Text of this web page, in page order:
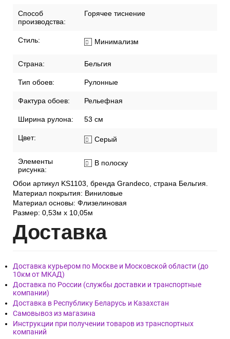
Способ
производства:
Горячее тиснение
Стиль: Минимализм
Страна: Бельгия
Тип обоев: Рулонные
Фактура обоев: Рельефная
Ширина рулона: 53 см
Цвет: Серый
Элементы
рисунка:
В полоску
Обои артикул KS1103, бренда Grandeco, страна Бельгия.
Материал покрытия: Виниловые
Материал основы: Флизелиновая
Размер: 0,53м x 10,05м
Доставка
Доставка курьером по Москве и Московской области (до
10км от МКАД)
Доставка по России (службы доставки и транспортные
компании)
Доставка в Республику Беларусь и Казахстан
Самовывоз из магазина
Инструкции при получении товаров из транспортных
компаний